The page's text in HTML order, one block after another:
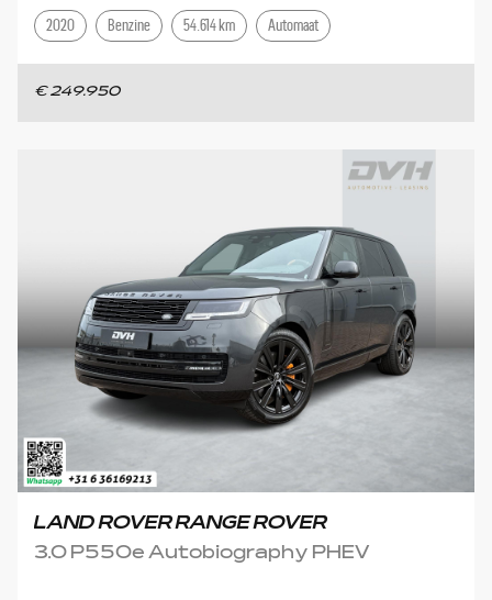
2020 Benzine 54.614 km Automaat
€ 249.950
LAND ROVER RANGE ROVER
3.0 P550e Autobiography PHEV